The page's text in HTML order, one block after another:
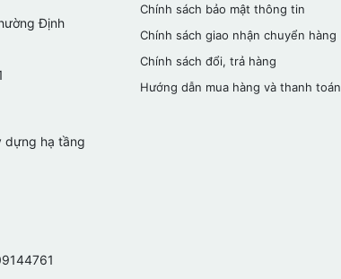
Chính sách bảo mật thông tin
Chính sách giao nhận chuyển hàng
Chính sách đổi, trả hàng
Hướng dẫn mua hàng và thanh toán
Định
dựng hạ tầng